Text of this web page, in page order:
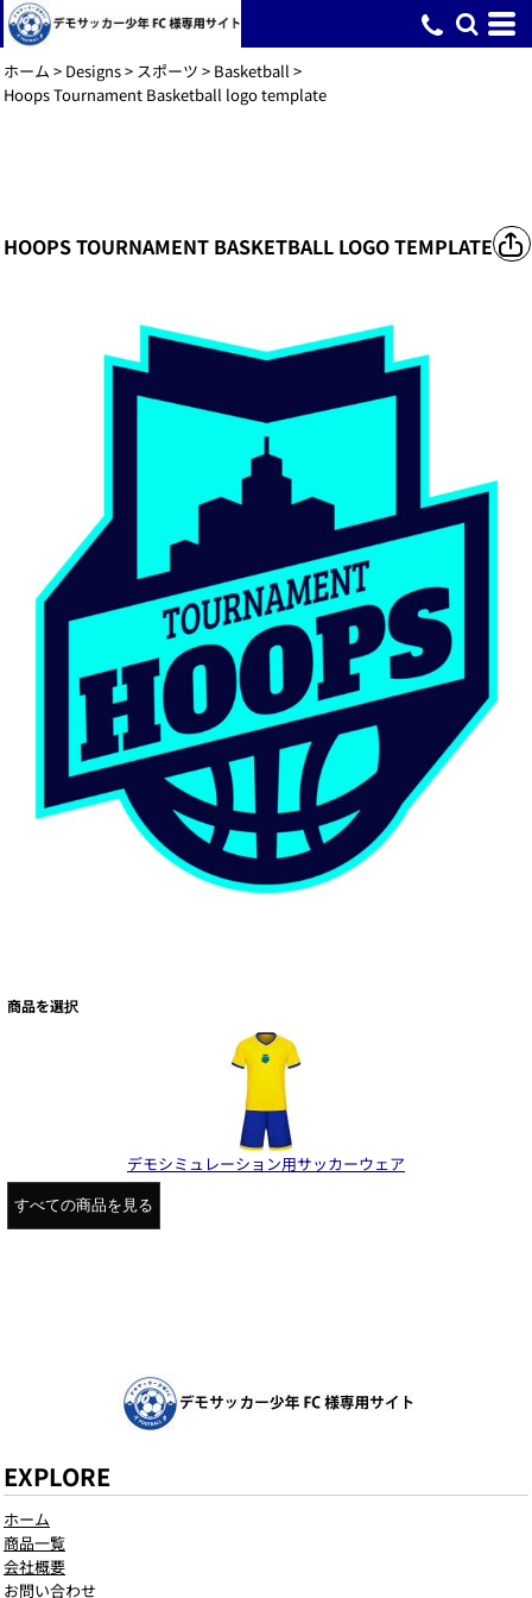
ホーム > Designs> スポーツ > Basketball >
Hoops Tournament Basketball logo template
HOOPS TOURNAMENT BASKETBALL LOGO TEMPLATE
商品を選択
デモシミュレーション用サッカーウェア
すべての商品を見る
EXPLORE
ホーム
商品一覧
会社概要
お問い合わせ